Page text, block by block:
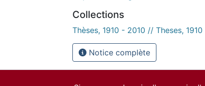
Collections
Thèses, 1910 - 2010 // Theses,
Notice complète